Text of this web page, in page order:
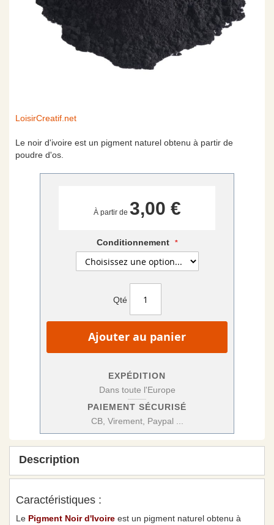
LoisirCreatif.net
Le noir d'ivoire est un pigment naturel obtenu à partir de
poudre d'os.
À partir de 3,00 €
Conditionnement
Qté
Ajouter au panier
EXPÉDITION
Dans toute l'Europe
PAIEMENT SÉCURISÉ
CB, Virement, Paypal ...
Skip
the
beginning
Description
Caractéristiques :
Le Pigment Noir d'Ivoire est un pigment naturel obtenu à